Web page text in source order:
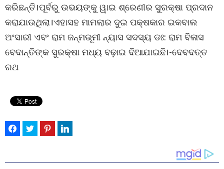
କରିଛନ୍ତି।ପୂର୍ବରୁ ଉଭୟଙ୍କୁ ୱାଇ ଶ୍ରେଣୀର ସୁରକ୍ଷା ପ୍ରଦାନ
କରାଯାଉଥିଲା।ଏହାସହ ମାମଲାର ଦୁଇ ପକ୍ଷକାର ଇକବାଲ
ଅଂସାରୀ ଏବଂ ରାମ ଜନ୍ମଭୂମୀ ନ୍ୟାସ ସଦସ୍ୟ ଡଃ: ରାମ ବିଳାସ
ବେଦାନ୍ତିଙ୍କ ସୁରକ୍ଷା ମଧ୍ୟ ବଢ଼ାଇ ଦିଆଯାଇଛି।-ଦେବଦତ୍ତ
ରଥ